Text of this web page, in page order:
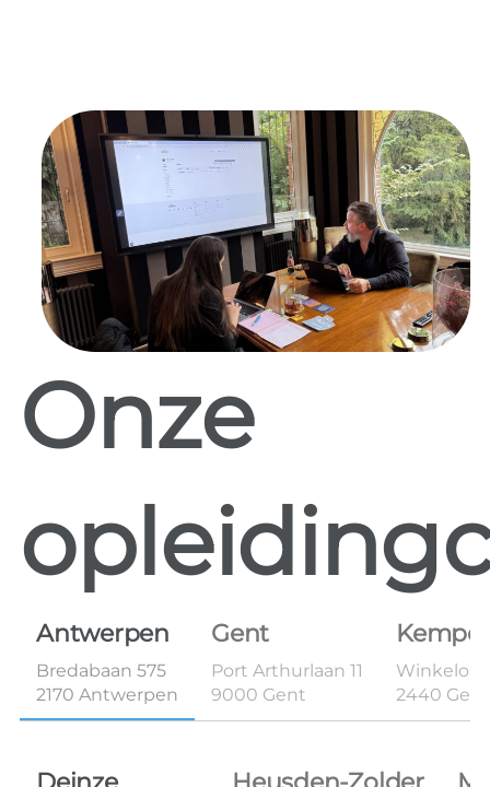
Onze
Antwerpen
Bredabaan 575
2170 Antwerpen
Gent
Port Arthurlaan 11
9000 Gent
Winkelom
2440 Geel